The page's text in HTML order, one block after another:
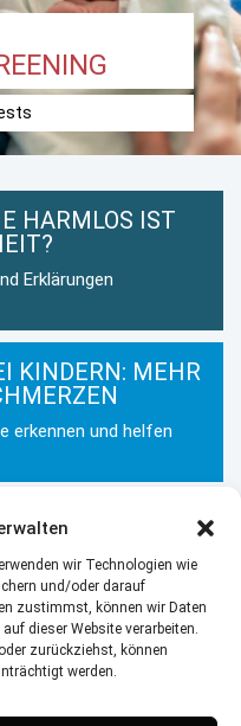
wir Technologien wie
und/oder darauf
zustimmst, können wir Daten
dieser Website verarbeiten.
zurückziehst, können
werden.
HARMLOS IST
Erklärungen
KINDERN: MEHR
erkennen und helfen
IM WINTER: SO
UND
in der kalten